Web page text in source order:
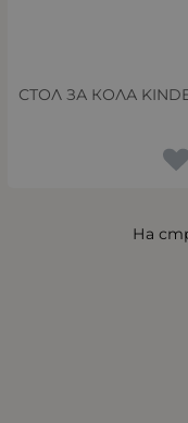
СТОЛ ЗА КОЛА
На